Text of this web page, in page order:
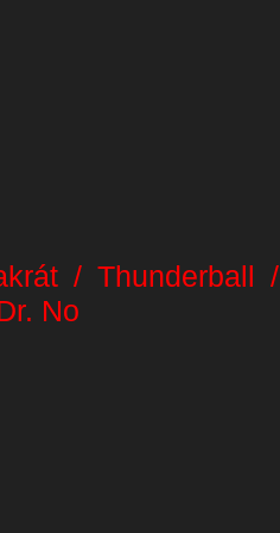
/ Thunderball /
No